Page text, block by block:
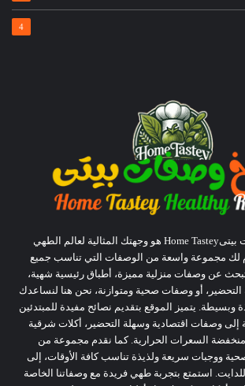
4
موقع مطبخ وصفات بيتىHome Tastey هو وجهتك المثالية لعالم الطهي
لك مجموعة واسعة من الوصفات التي تناسب جميع
عن وصفات منزلية مميزة، أطباق رئيسية شهية،
أو وصفات صحية ومتوازنة، نحن هنا لنساعدك
يتميز الموقع بتقديم نصائح مفيدة للمبتدئين
إلى وصفات اقتصادية وسهلة التحضير، أكلات شرقية
منخفضة السعرات الحرارية. كما نقدم مجموعة من
ووجبات سريعة ولذيذة تناسب كافة الأوقات، إلى
استمتع بتجربة طهي فريدة مع وصفاتنا الخاصة